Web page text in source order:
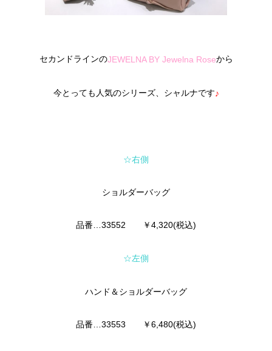
セカンドラインのJEWELNA BY Jewelna Roseから
今とっても人気のシリーズ、シャルナです♪
☆右側
ショルダーバッグ
品番…33552 ￥4,320(税込)
☆左側
ハンド＆ショルダーバッグ
品番…33553 ￥6,480(税込)